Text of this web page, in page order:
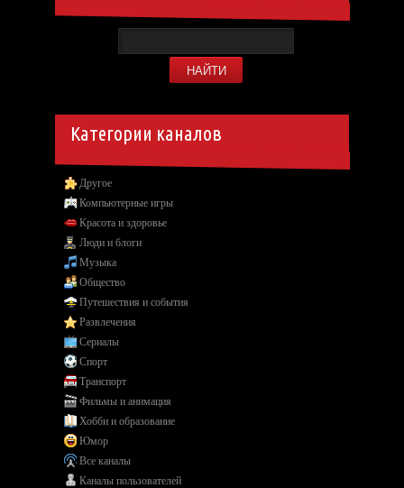
Категории каналов
Другое
Компьютерные игры
Красота и здоровье
Люди и блоги
Музыка
Общество
Путешествия и события
Развлечения
Сериалы
Спорт
Транспорт
Фильмы и анимация
Хобби и образование
Юмор
Все каналы
Каналы пользователей